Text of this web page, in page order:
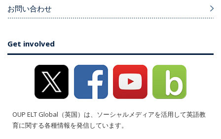
お問い合わせ
Get involved
OUP ELT Global（英国）は、ソーシャルメディアを活用して英語教
育に関する各種情報を発信しています。